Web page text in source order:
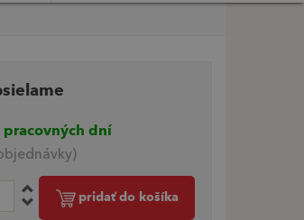
pracovných dní
pridať do košíka